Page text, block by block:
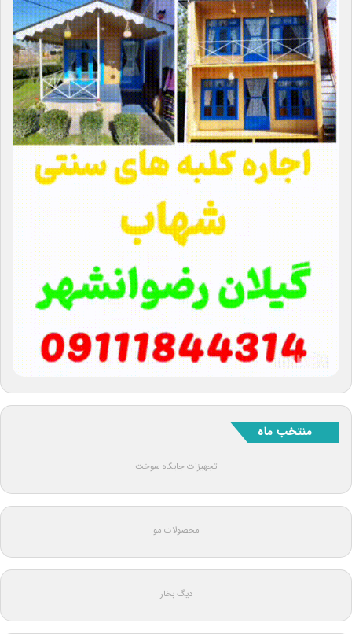
منتخب ماه
تجهیزات جایگاه سوخت
محصولات مو
دیگ بخار